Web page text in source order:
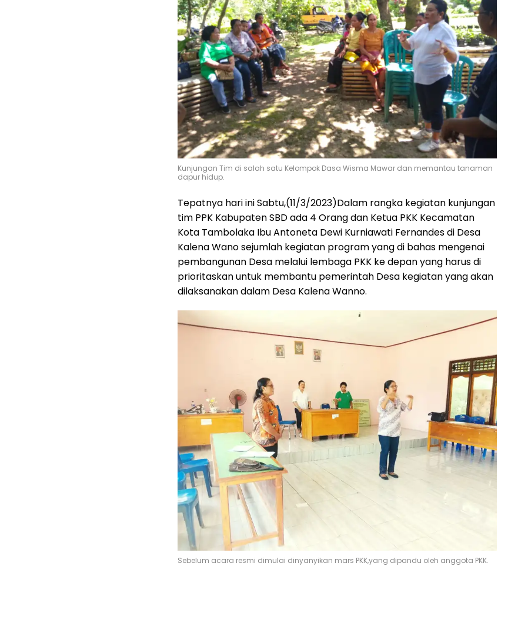
Kunjungan Tim di salah satu Kelompok Dasa Wisma Mawar dan memantau tanaman
dapur hidup.
Tepatnya hari ini Sabtu,(11/3/2023)Dalam rangka kegiatan kunjungan
tim PPK Kabupaten SBD ada 4 Orang dan Ketua PKK Kecamatan
Kota Tambolaka Ibu Antoneta Dewi Kurniawati Fernandes di Desa
Kalena Wano sejumlah kegiatan program yang di bahas mengenai
pembangunan Desa melalui lembaga PKK ke depan yang harus di
prioritaskan untuk membantu pemerintah Desa kegiatan yang akan
dilaksanakan dalam Desa Kalena Wanno.
Sebelum acara resmi dimulai dinyanyikan mars PKK,yang dipandu oleh anggota PKK.